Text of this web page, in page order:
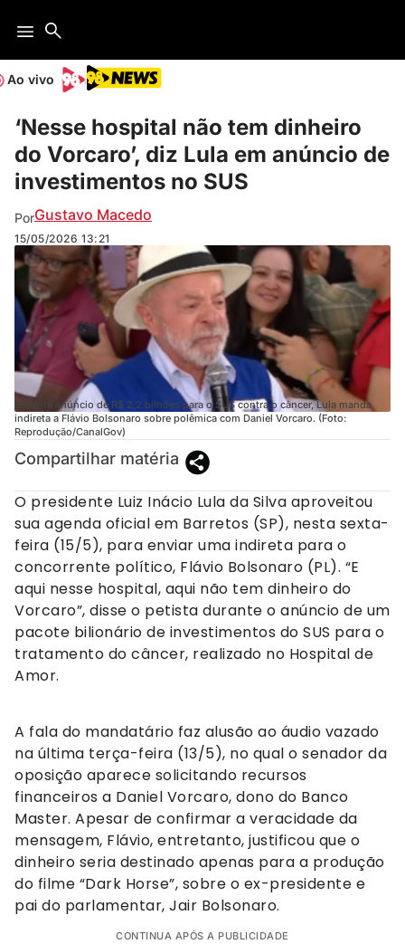
Ao vivo
‘Nesse hospital não tem dinheiro
do Vorcaro’, diz Lula em anúncio de
investimentos no SUS
PorGustavo Macedo
15/05/2026 13:21
Durante anúncio de R$ 2,2 bilhões para o SUS contra o câncer, Lula manda
indireta a Flávio Bolsonaro sobre polêmica com Daniel Vorcaro. (Foto:
Reprodução/CanalGov)
Compartilhar matéria
O presidente Luiz Inácio Lula da Silva aproveitou
sua agenda oficial em Barretos (SP), nesta sexta-
feira (15/5), para enviar uma indireta para o
concorrente político, Flávio Bolsonaro (PL). “E
aqui nesse hospital, aqui não tem dinheiro do
Vorcaro”, disse o petista durante o anúncio de um
pacote bilionário de investimentos do SUS para o
tratamento do câncer, realizado no Hospital de
Amor.
A fala do mandatário faz alusão ao áudio vazado
na última terça-feira (13/5), no qual o senador da
oposição aparece solicitando recursos
financeiros a Daniel Vorcaro, dono do Banco
Master. Apesar de confirmar a veracidade da
mensagem, Flávio, entretanto, justificou que o
dinheiro seria destinado apenas para a produção
do filme “Dark Horse”, sobre o ex-presidente e
pai do parlamentar, Jair Bolsonaro.
CONTINUA APÓS A PUBLICIDADE